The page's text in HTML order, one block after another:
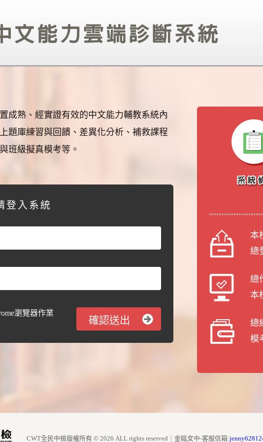
成熟、經實證有效的中文能力輔教系統內
題庫練習與回饋、差異化分析、補救課程
班級擬真模考等。
登入系統
瀏覽器作業
本
總
總
本
總
模
CWT全民中檢版權所有 © 2026 ALL rights reserved｜ 金甌女中-客服信箱: